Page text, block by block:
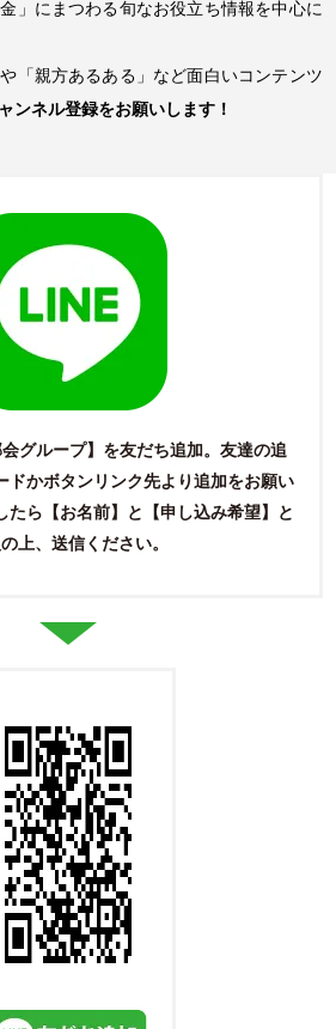
」にまつわる旬なお役立ち情報を中心に
「親方あるある」など面白いコンテンツ
ンネル登録をお願いします！
グループ】を友だち追加。友達の追
ドかボタンリンク先より追加をお願い
たら【お名前】と【申し込み希望】と
上、送信ください。